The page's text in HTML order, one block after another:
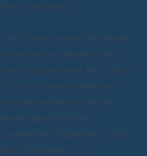
Leistungen
die Daten unserer Mitglieder,
Kunden oder
entsprechend Art. 6 Abs. 1
wir ihnen gegenüber
anbieten oder im
geschäftlicher
gegenüber Mitgliedern, tätig
Empfänger von